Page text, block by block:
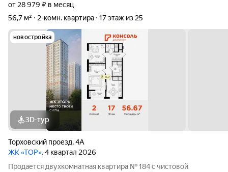
от 28 979 ₽ в месяц
56,7 м²
2-комн. квартира 17 этаж из 25
новостройка
3D-тур
Торховский проезд,4А
ЖК «ТОР», 4 квартал 2026
Продается двухкомнатная квартира № 184 с чистовой